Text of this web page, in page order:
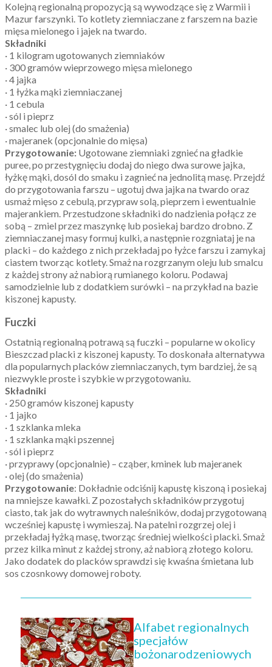
Kolejną regionalną propozycją są wywodzące się z Warmii i
Mazur farszynki. To kotlety ziemniaczane z farszem na bazie
mięsa mielonego i jajek na twardo.
Składniki
· 1 kilogram ugotowanych ziemniaków
· 300 gramów wieprzowego mięsa mielonego
· 4 jajka
· 1 łyżka mąki ziemniaczanej
· 1 cebula
· sól i pieprz
· smalec lub olej (do smażenia)
· majeranek (opcjonalnie do mięsa)
Przygotowanie: Ugotowane ziemniaki zgnieć na gładkie
puree, po przestygnięciu dodaj do niego dwa surowe jajka,
łyżkę mąki, dosól do smaku i zagnieć na jednolitą masę. Przejdź
do przygotowania farszu – ugotuj dwa jajka na twardo oraz
usmaż mięso z cebulą, przypraw solą, pieprzem i ewentualnie
majerankiem. Przestudzone składniki do nadzienia połącz ze
sobą – zmiel przez maszynkę lub posiekaj bardzo drobno. Z
ziemniaczanej masy formuj kulki, a następnie rozgniataj je na
placki – do każdego z nich przekładaj po łyżce farszu i zamykaj
ciastem tworząc kotlety. Smaż na rozgrzanym oleju lub smalcu
z każdej strony aż nabiorą rumianego koloru. Podawaj
samodzielnie lub z dodatkiem surówki – na przykład na bazie
kiszonej kapusty.
Fuczki
Ostatnią regionalną potrawą są fuczki – popularne w okolicy
Bieszczad placki z kiszonej kapusty. To doskonała alternatywa
dla popularnych placków ziemniaczanych, tym bardziej, że są
niezwykle proste i szybkie w przygotowaniu.
Składniki
· 250 gramów kiszonej kapusty
· 1 jajko
· 1 szklanka mleka
· 1 szklanka mąki pszennej
· sól i pieprz
· przyprawy (opcjonalnie) – cząber, kminek lub majeranek
· olej (do smażenia)
Przygotowanie: Dokładnie odciśnij kapustę kiszoną i posiekaj
na mniejsze kawałki. Z pozostałych składników przygotuj
ciasto, tak jak do wytrawnych naleśników, dodaj przygotowaną
wcześniej kapustę i wymieszaj. Na patelni rozgrzej olej i
przekładaj łyżką masę, tworząc średniej wielkości placki. Smaż
przez kilka minut z każdej strony, aż nabiorą złotego koloru.
Jako dodatek do placków sprawdzi się kwaśna śmietana lub
sos czosnkowy domowej roboty.
Alfabet regionalnych
specjałów
bożonarodzeniowych